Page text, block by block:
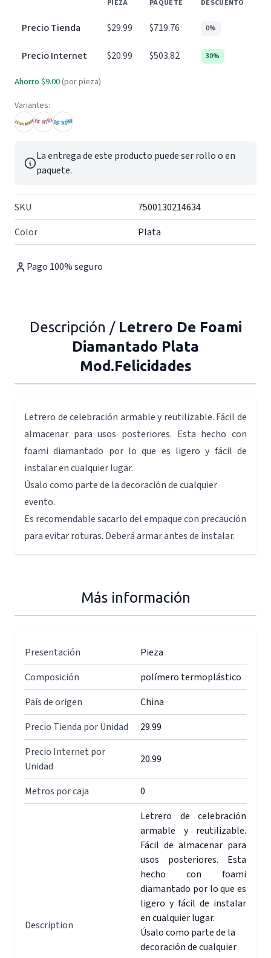
PIEZA PAQUETE DESCUENTO
Precio Tienda $29.99 $719.76 0%
Precio Internet $20.99 $503.82 30%
Ahorro $9.00 (por pieza)
Variantes:
La entrega de este producto puede ser rollo o en
paquete.
SKU
7500130214634
Color
Plata
Pago 100% seguro
Descripción / Letrero De Foami
Diamantado Plata
Mod.Felicidades
Letrero de celebración armable y reutilizable. Fácil de
almacenar para usos posteriores. Esta hecho con
foami diamantado por lo que es ligero y fácil de
instalar en cualquier lugar.
Úsalo como parte de la decoración de cualquier
evento.
Es recomendable sacarlo del empaque con precaución
para evitar roturas. Deberá armar antes de instalar.
Más información
Presentación
Pieza
Composición
polímero termoplástico
País de origen
China
Precio Tienda por Unidad
29.99
Precio Internet por
Unidad
20.99
Metros por caja 0
Description
Letrero de celebración
armable y reutilizable.
Fácil de almacenar para
usos posteriores. Esta
hecho con foami
diamantado por lo que es
ligero y fácil de instalar
en cualquier lugar.
Úsalo como parte de la
decoración de cualquier